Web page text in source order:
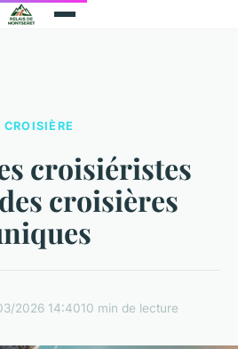
CROISIÈRE
croisiéristes
croisières
2026 14:4010 min de lecture